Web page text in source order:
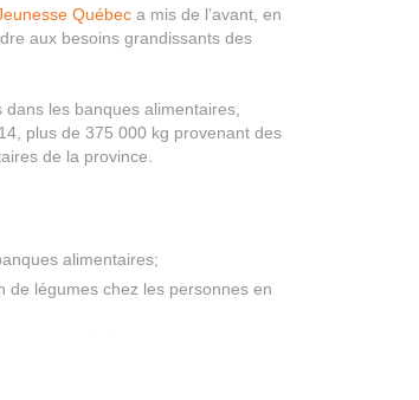
Québec a mis de l’avant, en
aux besoins grandissants des
les banques alimentaires,
plus de 375 000 kg provenant des
de la province.
alimentaires;
de légumes chez les personnes en